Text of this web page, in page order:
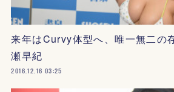
来年はCurvy体型へ、唯一無二の
瀬早紀
2016.12.16 03:25